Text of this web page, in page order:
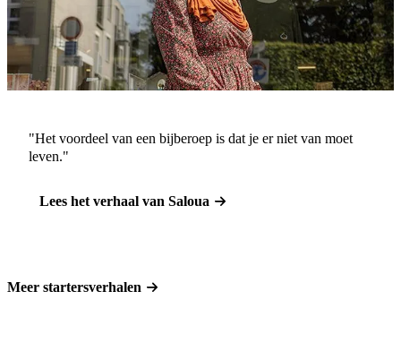
"Het voordeel van een bijberoep is dat je er niet van moet
leven."
Lees het verhaal van Saloua
Meer startersverhalen